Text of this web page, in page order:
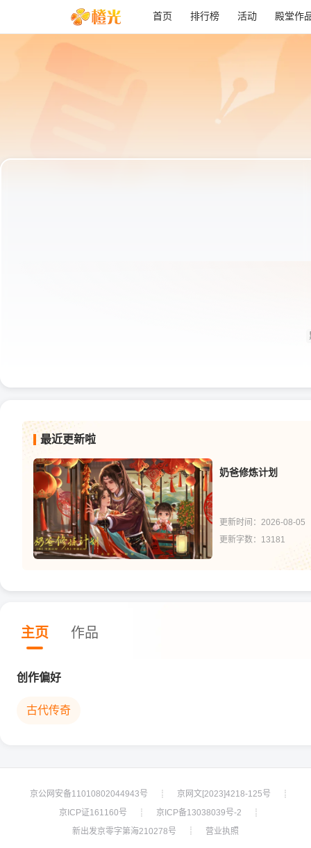
首页 排行榜 活动 殿堂作
最近更新啦
奶爸修炼计划
更新时间：2026-08-05
更新字数：13181
主页 作品
创作偏好
古代传奇
京公网安备11010802044943号 ┊ 京网文[2023]4218-125号
┊
京ICP证161160号
┊ 京ICP备13038039号-2
┊
新出发京零字第海210278号
┊ 营业执照